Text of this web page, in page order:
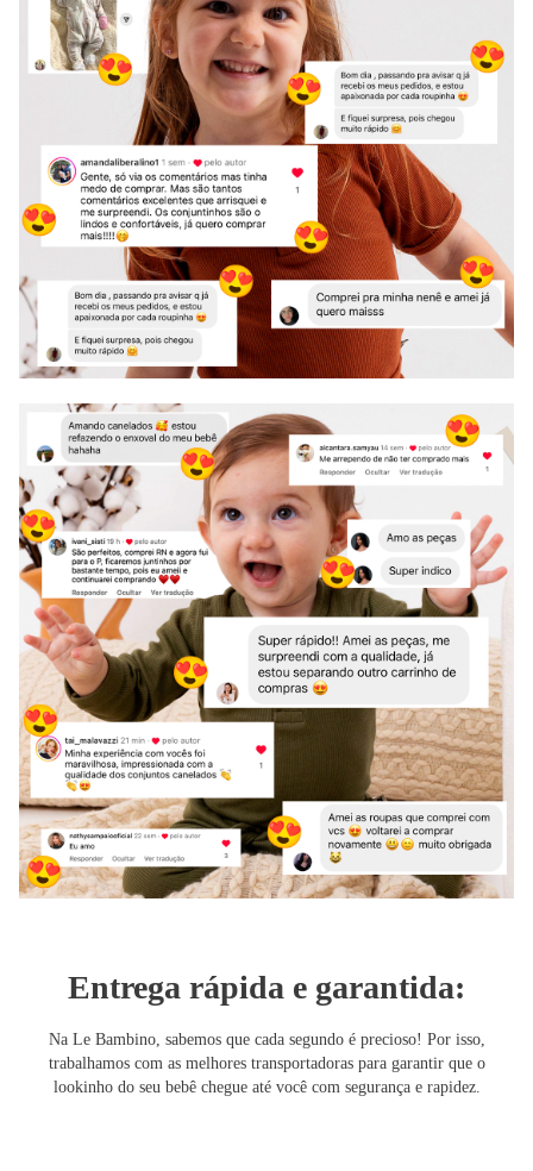
Entrega rápida e garantida:
Na Le Bambino, sabemos que cada segundo é precioso! Por isso,
trabalhamos com as melhores transportadoras para garantir que o
lookinho do seu bebê chegue até você com segurança e rapidez.